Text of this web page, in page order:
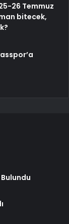
26 Temmuz
bitecek,